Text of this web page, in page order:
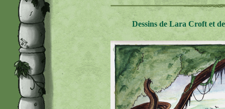
Dessins de Lara Croft et